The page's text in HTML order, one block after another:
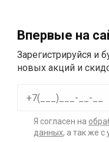
Впервые на
Зарегистрируйся и
новых акций и
Я согласен на
данных, а так же с